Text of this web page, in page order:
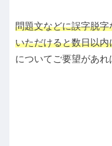
問題文などに誤字脱
いただけると数日以内
についてご要望があれ